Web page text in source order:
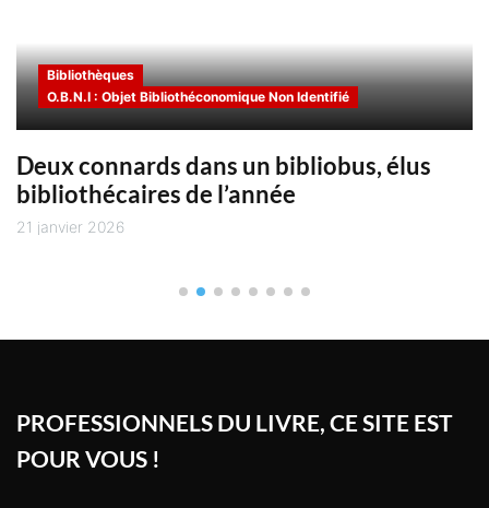
Chaïne du livre
utilisant Bibliofrance pour recruter
Bibliothèques
O.B.N.I : Objet Bibliothéconomique Non Identifié
Deux connards dans un bibliobus, élus
bibliothécaires de l’année
21 janvier 2026
PROFESSIONNELS DU LIVRE, CE SITE EST
POUR VOUS !